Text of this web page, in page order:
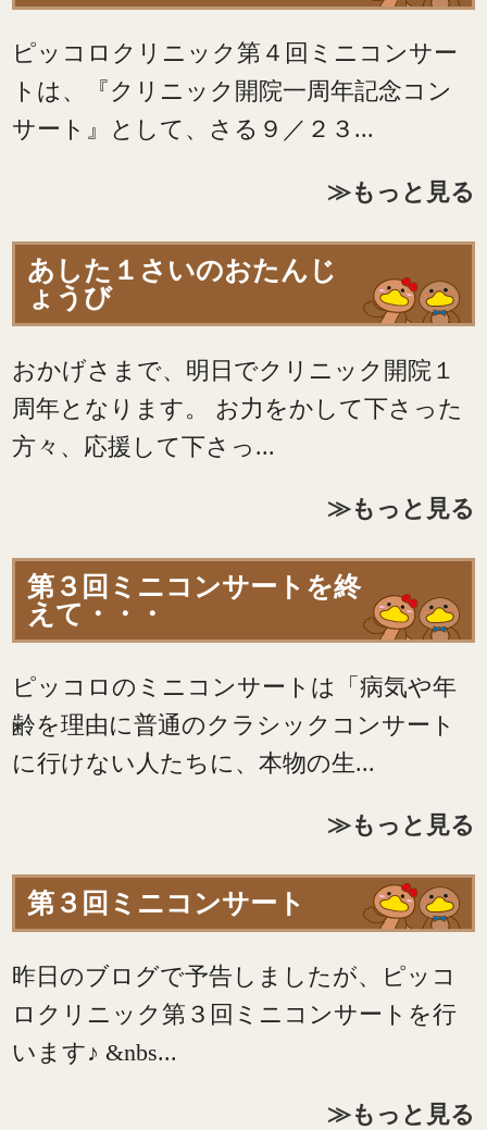
ピッコロクリニック第４回ミニコンサー
トは、『クリニック開院一周年記念コン
サート』として、さる９／２３...
≫もっと見る
あした１さいのおたんじ
ょうび
おかげさまで、明日でクリニック開院１
周年となります。 お力をかして下さった
方々、応援して下さっ...
≫もっと見る
第３回ミニコンサートを終
えて・・・
ピッコロのミニコンサートは「病気や年
齢を理由に普通のクラシックコンサート
に行けない人たちに、本物の生...
≫もっと見る
第３回ミニコンサート
昨日のブログで予告しましたが、ピッコ
ロクリニック第３回ミニコンサートを行
います♪ &nbs...
≫もっと見る